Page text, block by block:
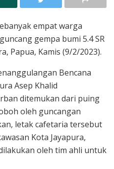
empat warga
gempa bumi 5.4 SR
Papua, Kamis (9/2/2023).
Bencana
Asep Khalid
ditemukan dari puing
oleh guncangan
letak cafetaria tersebut
Kota Jayapura,
oleh tim ahli untuk